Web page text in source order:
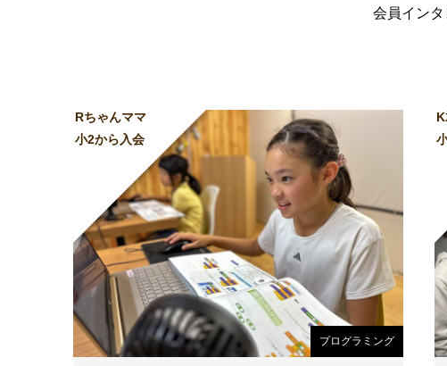
会員イン
Rちゃんママ
小2から入会
プログラミング